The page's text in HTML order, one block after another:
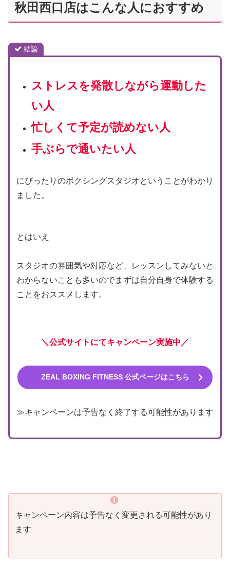
秋田西口店はこんな人におすすめ
結論
ストレスを発散しながら運動した
い人
忙しくて予定が読めない人
手ぶらで通いたい人
にぴったりのボクシングスタジオということがわかり
ました。
とはいえ
スタジオの雰囲気や対応など、レッスンしてみないと
わからないことも多いのでまずは自分自身で体験する
ことをおススメします。
＼公式サイトにてキャンペーン実施中／
ZEAL BOXING FITNESS 公式ページはこちら
≫キャンペーンは予告なく終了する可能性があります
キャンペーン内容は予告なく変更される可能性があり
ます